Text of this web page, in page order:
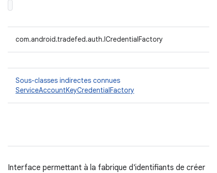
com.android.tradefed.auth.ICredentialFactory
Sous-classes indirectes connues
ServiceAccountKeyCredentialFactory
Interface permettant à la fabrique d'identifiants de créer